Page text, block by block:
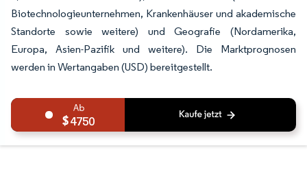
Biotechnologieunternehmen, Krankenhäuser und akademische
Standorte sowie weitere) und Geografie (Nordamerika,
Europa, Asien-Pazifik und weitere). Die Marktprognosen
werden in Wertangaben (USD) bereitgestellt.
4750